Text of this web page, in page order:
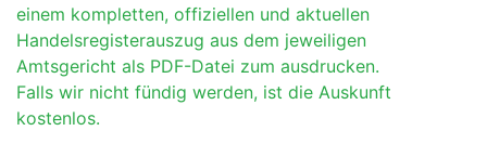
einem kompletten, offiziellen und aktuellen
Handelsregisterauszug aus dem jeweiligen
Amtsgericht als PDF-Datei zum ausdrucken.
Falls wir nicht fündig werden, ist die Auskunft
kostenlos.